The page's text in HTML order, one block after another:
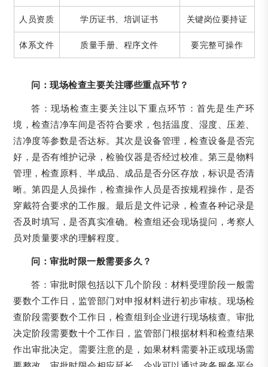
人员资质 学历证书、培训证书 关键岗位要持证
体系文件 质量手册、程序文件 要完整可操作
问：现场检查主要关注哪些重点环节？
答：现场检查主要关注以下重点环节：首先是生产环
境，检查洁净车间是否符合要求，包括温度、湿度、压差、
洁净度等参数是否达标。其次是设备管理，检查设备是否完
好，是否有维护记录，检验仪器是否经过校准。第三是物料
管理，检查原料、半成品、成品是否分区存放，标识是否清
晰。第四是人员操作，检查操作人员是否按规程操作，是否
穿戴符合要求的工作服。最后是文件记录，检查各种记录是
否及时填写，是否真实准确。检查组还会现场提问，考察人
员对质量要求的理解程度。
问：审批时限一般需要多久？
答：审批时限包括以下几个阶段：材料受理阶段一般需
要数个工作日，监管部门对申报材料进行初步审核。现场检
查阶段需要数个工作日，检查组到企业进行现场核查。审批
决定阶段需要数十个工作日，监管部门根据材料和检查结果
作出审批决定。需要注意的是，如果材料需要补正或现场需